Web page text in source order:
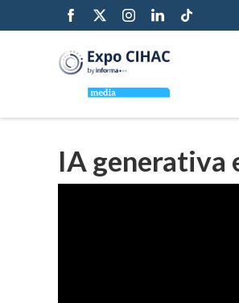
IA generativa